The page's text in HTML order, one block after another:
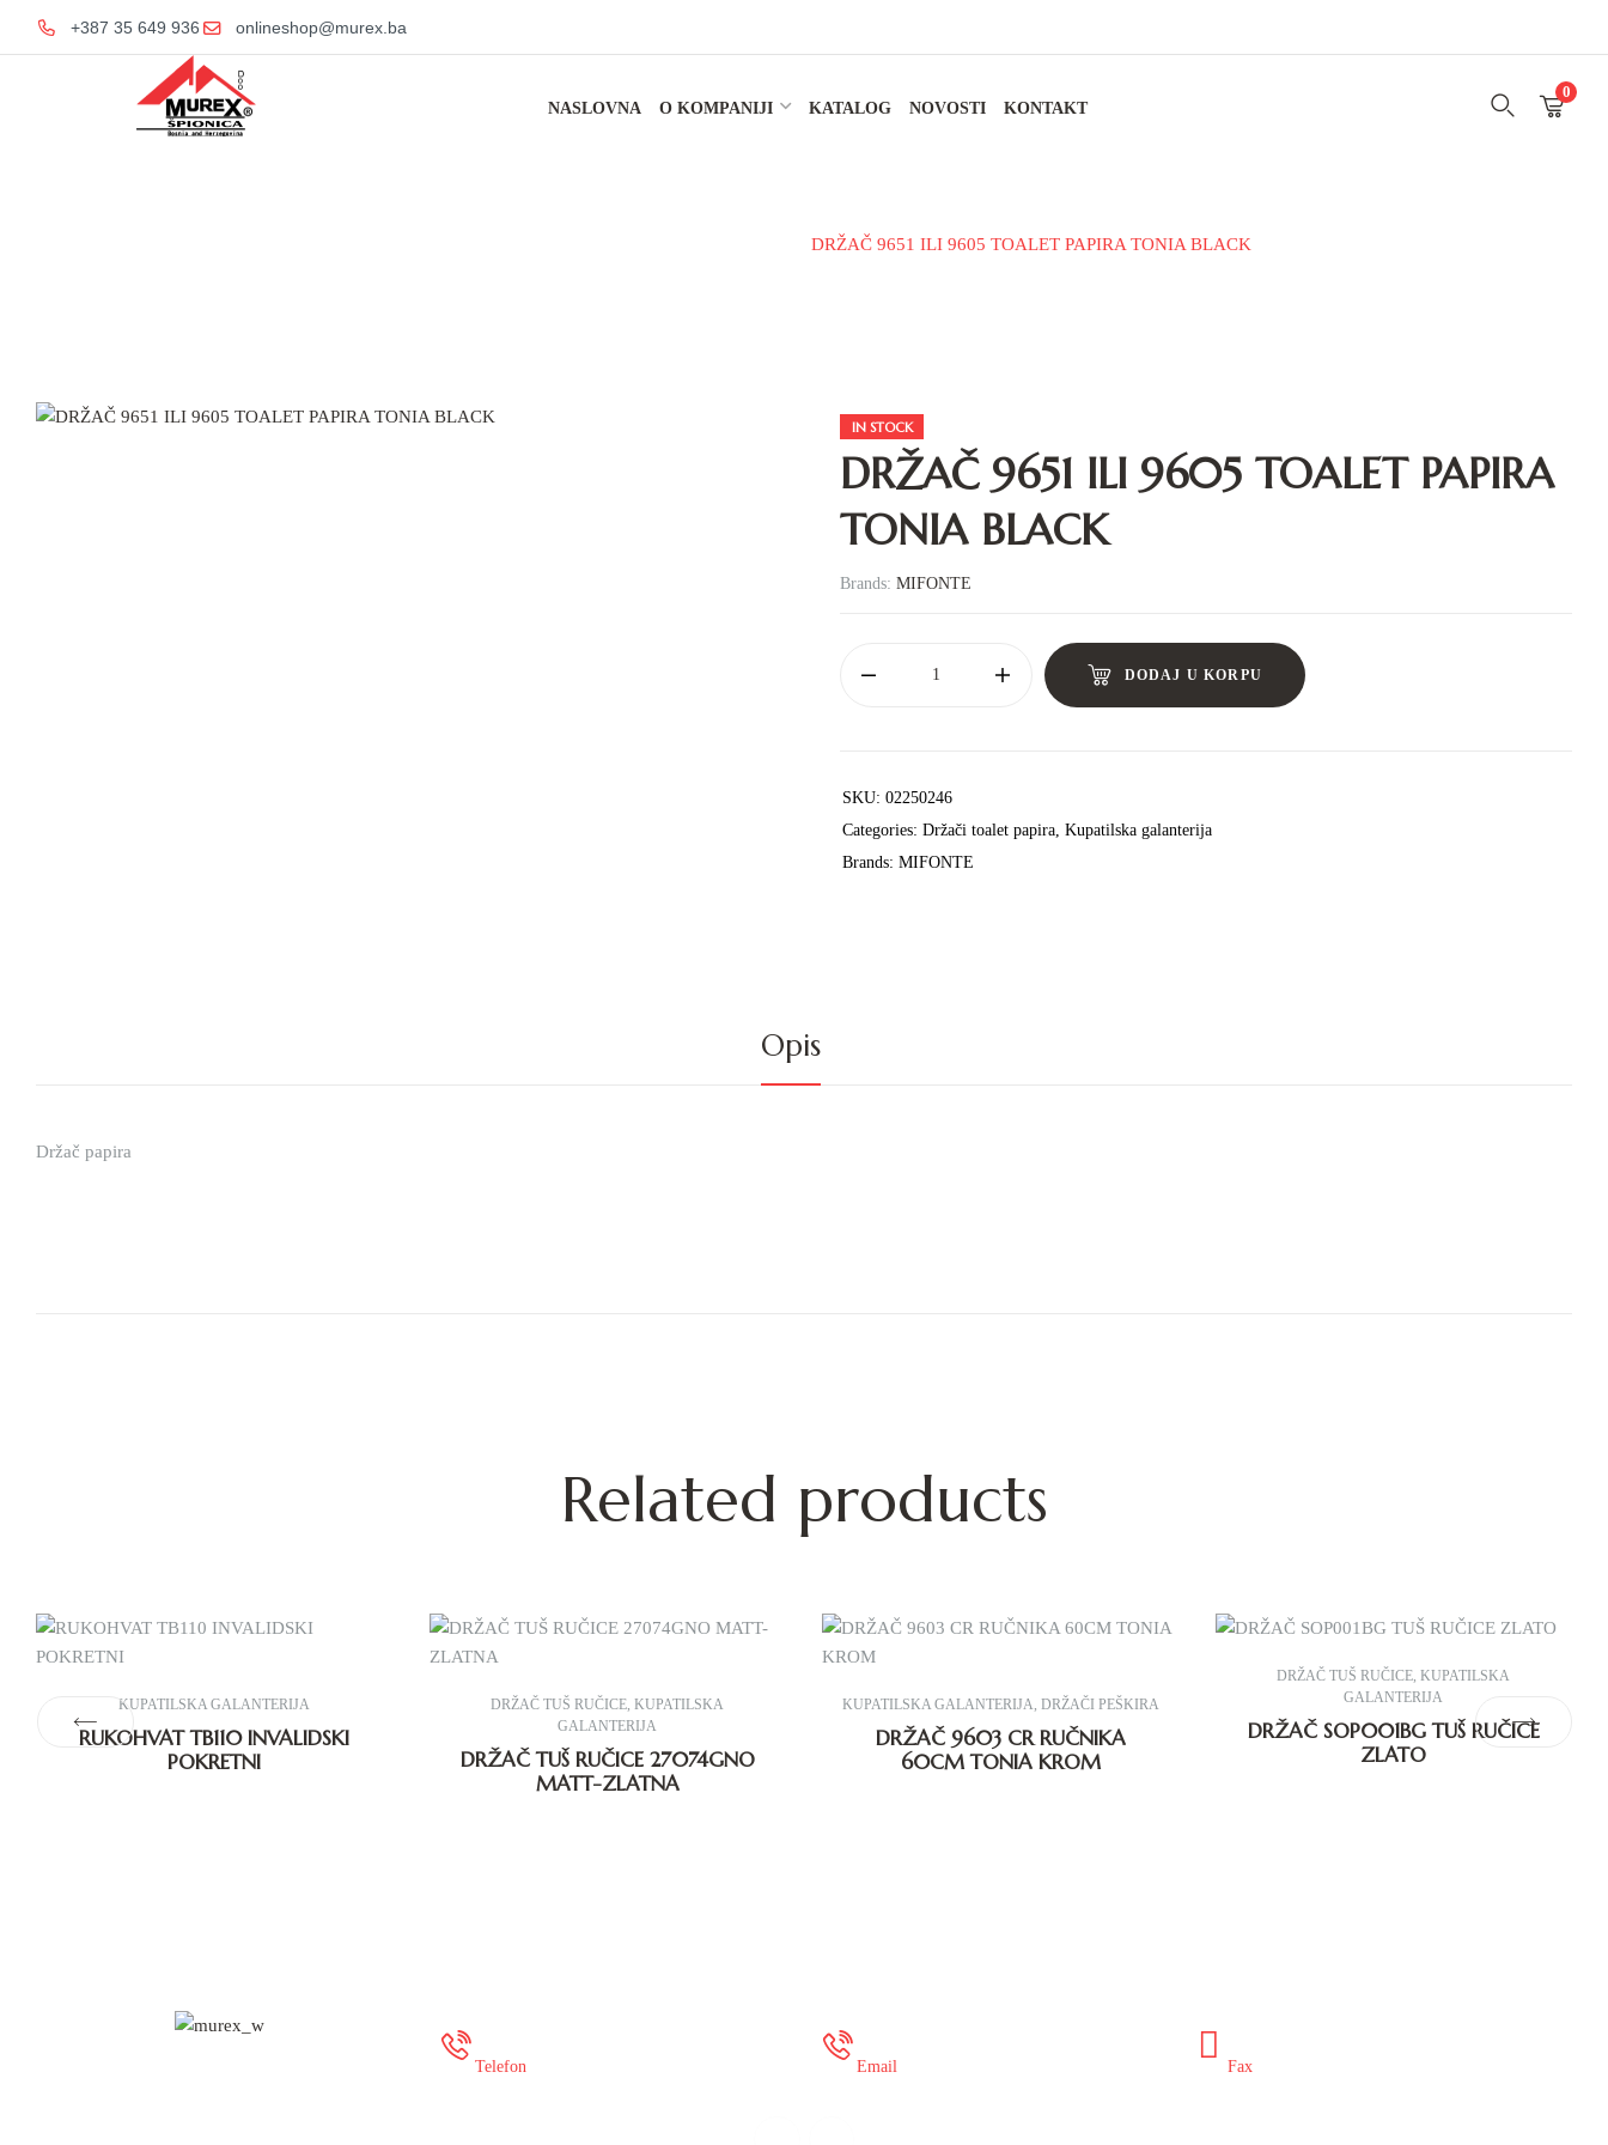
+387 35 649 936 onlineshop@murex.ba
NASLOVNA O KOMPANIJI KATALOG NOVOSTI KONTAKT
0
DRŽAČ 9651 ILI 9605 TOALET PAPIRA TONIA BLACK
IN STOCK
DRŽAČ 9651 ILI 9605 TOALET PAPIRA
TONIA BLACK
Brands: MIFONTE
DODAJ U KORPU
SKU: 02250246
Categories: Držači toalet papira, Kupatilska galanterija
Brands: MIFONTE
Opis
Držač papira
Related products
KUPATILSKA GALANTERIJA
RUKOHVAT TB110 INVALIDSKI
POKRETNI
DRŽAČ TUŠ RUČICE,KUPATILSKA
GALANTERIJA
DRŽAČ TUŠ RUČICE 27074GNO
MATT-ZLATNA
KUPATILSKA GALANTERIJA, DRŽAČI PEŠKIRA
DRŽAČ 9603 CR RUČNIKA
60CM TONIA KROM
DRŽAČ TUŠ RUČICE,KUPATILSKA
GALANTERIJA
DRŽAČ SOP001BG TUŠ RUČICE
ZLATO
Telefon Email Fax